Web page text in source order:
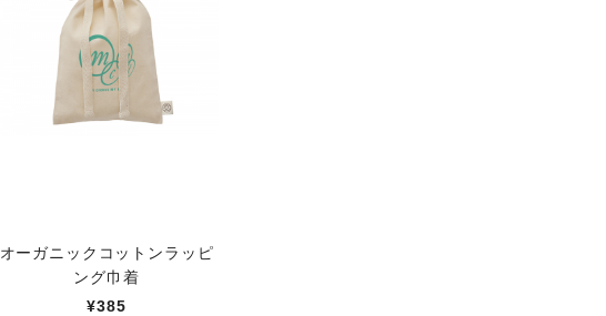
オーガニックコットンラッピ
ング巾着
¥385